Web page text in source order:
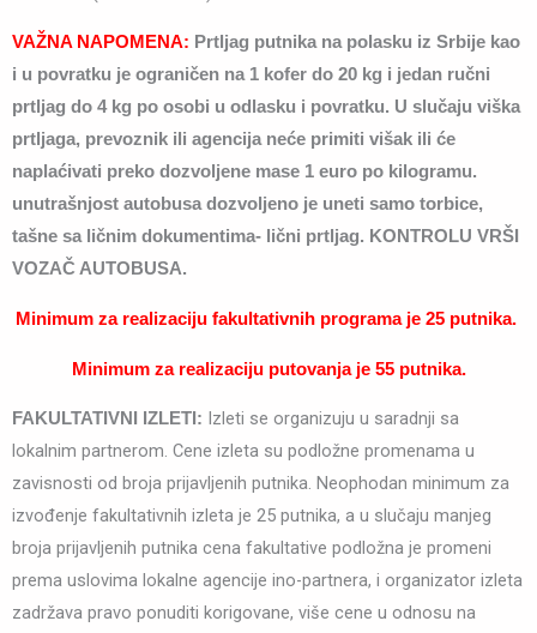
VAŽNA NAPOMENA: Prtljag putnika na polasku iz Srbije kao
i u povratku je ograničen na 1 kofer do 20 kg i jedan ručni
prtljag do 4 kg po osobi u odlasku i povratku. U slučaju viška
prtljaga, prevoznik ili agencija neće primiti višak ili će
naplaćivati preko dozvoljene mase 1 euro po kilogramu.
unutrašnjost autobusa dozvoljeno je uneti samo torbice,
tašne sa ličnim dokumentima- lični prtljag. KONTROLU VRŠI
VOZAČ AUTOBUSA.
Minimum za realizaciju fakultativnih programa je 25 putnika.
Minimum za realizaciju putovanja je 55 putnika.
FAKULTATIVNI IZLETI: Izleti se organizuju u saradnji sa
lokalnim partnerom. Cene izleta su podložne promenama u
zavisnosti od broja prijavljenih putnika. Neophodan minimum za
izvođenje fakultativnih izleta je 25 putnika, a u slučaju manjeg
broja prijavljenih putnika cena fakultative podložna je promeni
prema uslovima lokalne agencije ino-partnera, i organizator izleta
zadržava pravo ponuditi korigovane, više cene u odnosu na